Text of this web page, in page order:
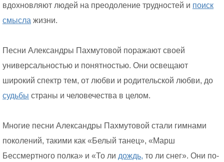
вдохновляют людей на преодоление трудностей и поиск
смысла жизни.
Песни Александры Пахмутовой поражают своей
универсальностью и понятностью. Они освещают
широкий спектр тем, от любви и родительской любви, до
судьбы страны и человечества в целом.
Многие песни Александры Пахмутовой стали гимнами
поколений, такими как «Белый танец», «Марш
Бессмертного полка» и «То ли дождь, то ли снег». Они по-